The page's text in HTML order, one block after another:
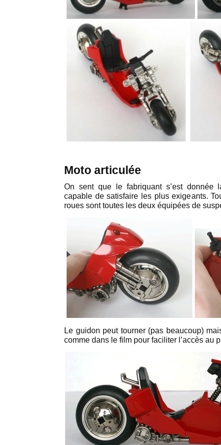
Moto articulée
On sent que le fabriquant s’est
capable de satisfaire les plus exigeants.
roues sont toutes les deux équipées de
Le guidon peut tourner (pas beaucoup)
comme dans le film pour faciliter l’accès au